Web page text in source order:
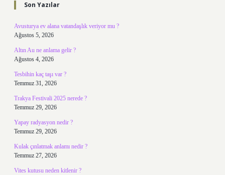
Son Yazılar
Avusturya ev alana vatandaşlık veriyor mu ?
Ağustos 5, 2026
Altın Au ne anlama gelir ?
Ağustos 4, 2026
Tesbihin kaç taşı var ?
Temmuz 31, 2026
Trakya Festivali 2025 nerede ?
Temmuz 29, 2026
Yapay radyasyon nedir ?
Temmuz 29, 2026
Kulak çınlatmak anlamı nedir ?
Temmuz 27, 2026
Vites kutusu neden kitlenir ?